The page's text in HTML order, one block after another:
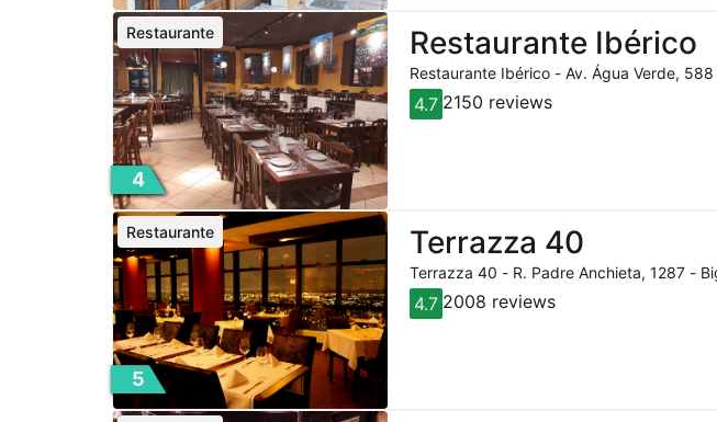
4
Restaurante Ibérico
Restaurante
Restaurante Ibérico - Av. Água Verde,
4.7 2150 reviews
5
Terrazza 40
Restaurante
Terrazza 40 - R. Padre Anchieta, 1287 -
4.7 2008 reviews